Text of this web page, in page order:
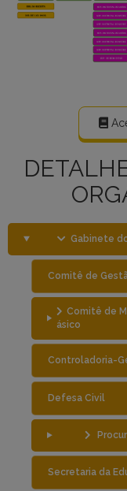
Gabinete
Comitê de
Comitê de
ásico
Controladoria-
Defesa Civil
Secretaria da